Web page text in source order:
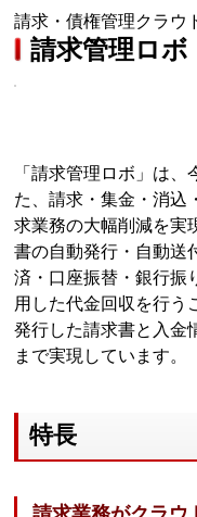
請求・債権管理クラウ
請求管理ロボ
「請求管理ロボ」は
た、請求・集金・消込
求業務の大幅削減を実
書の自動発行・自動送
済・口座振替・銀行振
用した代金回収を行う
発行した請求書と入金
まで実現しています。
特長